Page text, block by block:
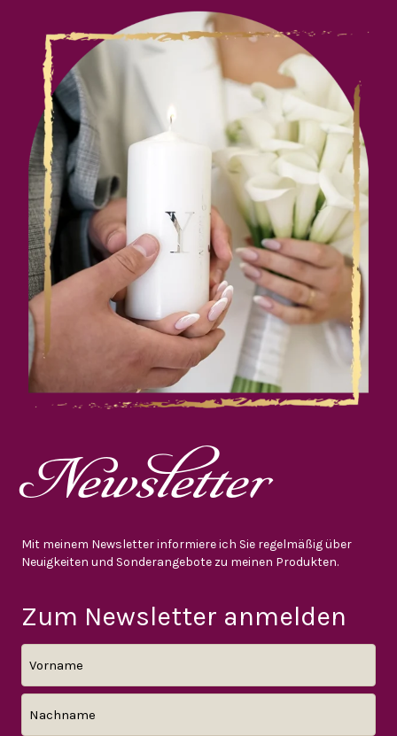
Newsletter
Mit meinem Newsletter informiere ich Sie regelmäßig über
Neuigkeiten und Sonderangebote zu meinen Produkten.
Zum Newsletter anmelden